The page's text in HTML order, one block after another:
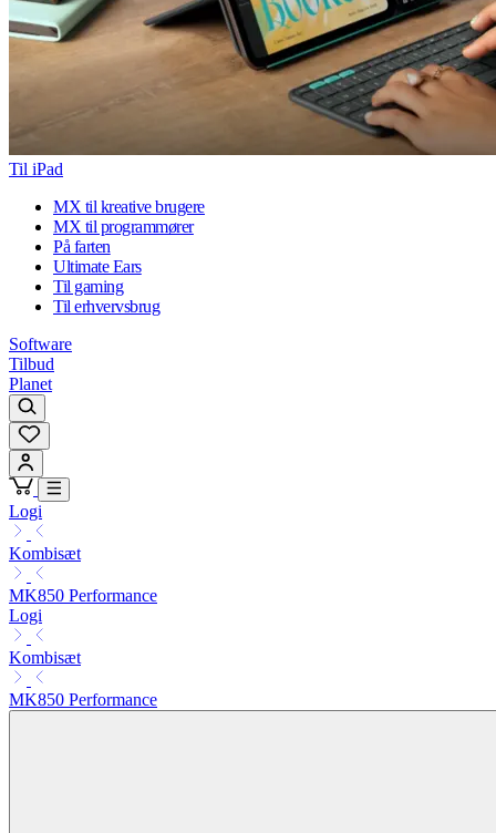
Til iPad
MX til kreative brugere
MX til programmører
På farten
Ultimate Ears
Til gaming
Til erhvervsbrug
Software
Tilbud
Planet
Logi
Kombisæt
MK850 Performance
Logi
Kombisæt
MK850 Performance